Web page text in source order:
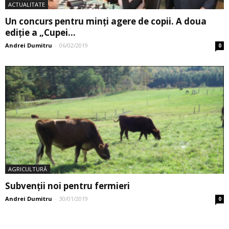
ACTUALITATE
Un concurs pentru minți agere de copii. A doua
ediție a „Cupei...
Andrei Dumitru - 06/02/2019 0
AGRICULTURĂ
Subvenții noi pentru fermieri
Andrei Dumitru - 30/01/2019 0